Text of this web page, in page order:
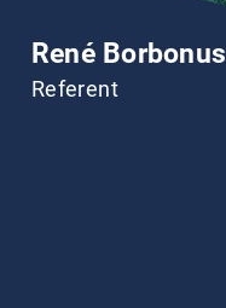
René Borbonus
Referent